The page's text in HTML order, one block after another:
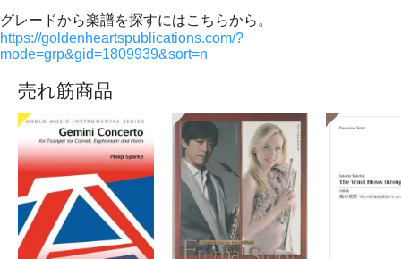
グレードから楽譜を探すにはこちらから。
https://goldenheartspublications.com/?
mode=grp&gid=1809939&sort=n
売れ筋商品